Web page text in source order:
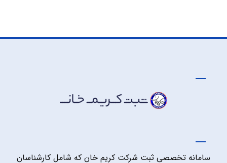
سامانه تخصصی ثبت شرکت کریم خان که شامل کارشناسان